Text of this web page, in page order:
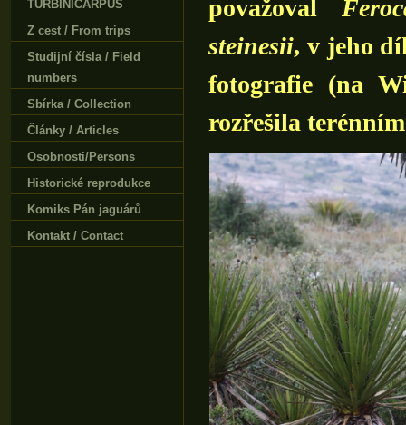
považoval
steinesii, v jeho
fotografie (na
rozřešila
TURBINICARPUS
Z cest / From trips
Studijní čísla / Field
numbers
Sbírka / Collection
Články / Articles
Osobnosti/Persons
Historické reprodukce
Komiks Pán jaguárů
Kontakt / Contact